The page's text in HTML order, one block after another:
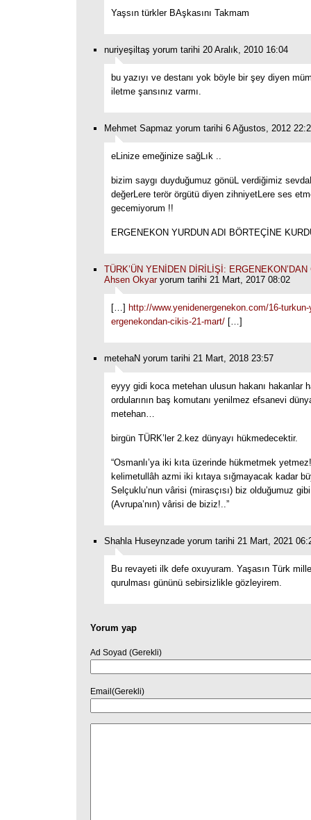
Yaşsın türkler BAşkasını Takmam
nuriyeşiltaş yorum tarihi 20 Aralık, 2010 16:04
bu yazıyı ve destanı yok böyle bir şey diyen
iletme şansınız varmı.
Mehmet Sapmaz yorum tarihi 6 Ağustos, 2012
eLinize emeğinize sağLık ..
bizim saygı duyduğumuz gönüL verdiğimiz
değerLere terör örgütü diyen zihniyetLere ses
gecemiyorum !!
ERGENEKON YURDUN ADI BÖRTEÇİNE
TÜRK’ÜN YENİDEN DİRİLİŞİ:
Ahsen Okyaryorum tarihi 21 Mart, 2017 08:02
[…] http://www.yenidenergenekon.com/16-
ergenekondan-cikis-21-mart/ […]
metehaN yorum tarihi 21 Mart, 2018 23:57
eyyy gidi koca metehan ulusun hakanı hakanlar
ordularının baş komutanı yenilmez efsanevi
metehan…
birgün TÜRK’ler 2.kez dünyayı hükmedecektir.
“Osmanlı’ya iki kıta üzerinde hükmetmek
kelimetullâh azmi iki kıtaya sığmayacak kadar
Selçuklu’nun vârisi (mirasçısı) biz olduğumuz gibi
(Avrupa’nın) vârisi de biziz!..”
Shahla Huseynzade yorum tarihi 21 Mart, 2021
Bu revayeti ilk defe oxuyuram. Yaşasın Türk
qurulması gününü sebirsizlikle gözleyirem.
Yorum yap
Ad Soyad (Gerekli)
Email(Gerekli)